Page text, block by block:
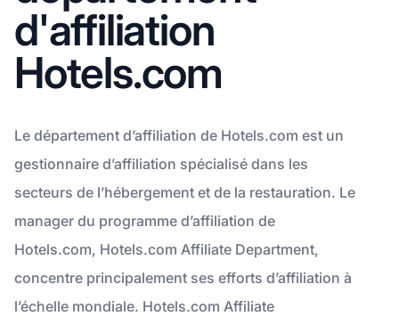
d'affiliation
Hotels.com
Le département d’affiliation de Hotels.com est un
gestionnaire d’affiliation spécialisé dans les
secteurs de l’hébergement et de la restauration. Le
manager du programme d’affiliation de
Hotels.com, Hotels.com Affiliate Department,
concentre principalement ses efforts d’affiliation à
l’échelle mondiale. Hotels.com Affiliate